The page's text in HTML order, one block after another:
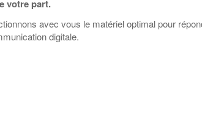
votre part.
avec vous le matériel optimal pour
digitale.